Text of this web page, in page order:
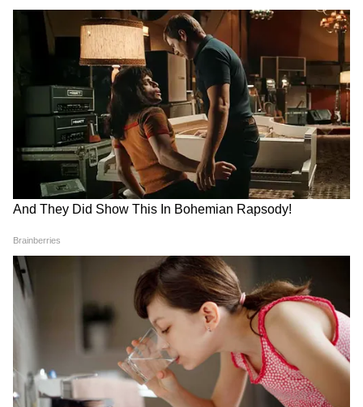
সোলার প্যানেলের নতুন নিয়মটি কী?
কারণ পয়লা জুন থেকেই এই সোলার প্যানেলের
বিষয়ে নিয়ম পরিবর্তন করেছে। তবে জেনে নেওয়া
যাক এই নয়া নিয়ম সম্পর্কে। সরকার ১ জুন থেকে
সৌর খাতের জন্য একটি নতুন নিয়ম কার্যকর
করেছে, যা সোলার প্যানেলের মূল্য এবং স্থাপন
প্রক্রিয়ার উপর প্রভাব ফেলতে পারে।